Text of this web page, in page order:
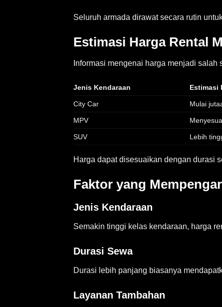
Seluruh armada dirawat secara rutin
Estimasi Harga Rental
Informasi mengenai harga menjadi
Jenis Kendaraan Estimasi
City Car Mulai
MPV
SUV Lebih
Harga dapat disesuaikan dengan durasi
Faktor yang
Jenis Kendaraan
Semakin tinggi kelas kendaraan, harga
Durasi Sewa
Durasi lebih panjang biasanya
Layanan Tambahan